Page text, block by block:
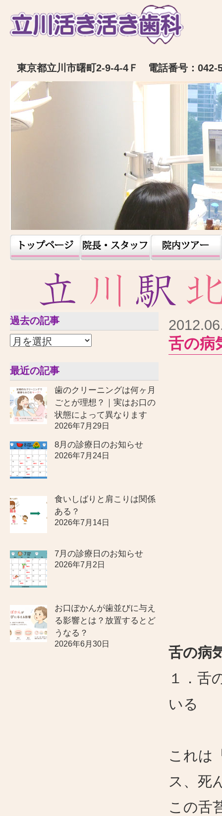
東京都立川市曙町2-9-4-4Ｆ 電話番号：042-
過去の記事
最近の記事
歯のクリーニングは何ヶ月
ごとが理想？｜実はお口の
状態によって異なります
2026年7月29日
8月の診療日のお知らせ
2026年7月24日
食いしばりと肩こりは関係
ある？
2026年7月14日
7月の診療日のお知らせ
2026年7月2日
お口ぽかんが歯並びに与え
る影響とは？放置するとど
うなる？
2026年6月30日
舌の病
舌の病
１．舌
いる
これは
ス、死
この舌